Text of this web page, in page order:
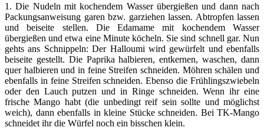
1. Die Nudeln mit kochendem Wasser übergießen und dann nach
Packungsanweisung garen bzw. garziehen lassen. Abtropfen lassen
und beiseite stellen. Die Edamame mit kochendem Wasser
übergießen und etwa eine Minute köcheln. Sie sind schnell gar. Nun
gehts ans Schnippeln: Der Halloumi wird gewürfelt und ebenfalls
beiseite gestellt. Die Paprika halbieren, entkernen, waschen, dann
quer halbieren und in feine Streifen schneiden. Möhren schälen und
ebenfalls in feine Streifen schneiden. Ebenso die Frühlingszwiebeln
oder den Lauch putzen und in Ringe schneiden. Wenn ihr eine
frische Mango habt (die unbedingt reif sein sollte und möglichst
weich), dann ebenfalls in kleine Stücke schneiden. Bei TK-Mango
schneidet ihr die Würfel noch ein bisschen klein.